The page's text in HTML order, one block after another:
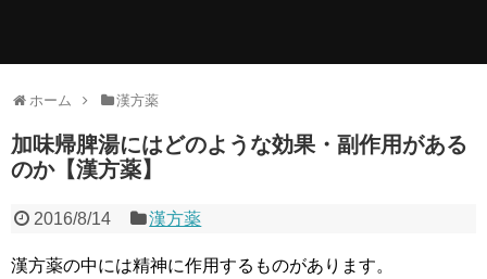
ホーム 漢方薬
加味帰脾湯にはどのような効果・副作用がある
のか【漢方薬】
2016/8/14 漢方薬
漢方薬の中には精神に作用するものがあります。